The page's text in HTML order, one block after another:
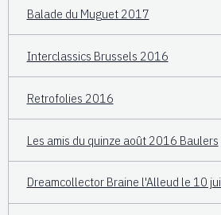
Balade du Muguet 2017
Interclassics Brussels 2016
Retrofolies 2016
Les amis du quinze août 2016 Baulers
Dreamcollector Braine l'Alleud le 10